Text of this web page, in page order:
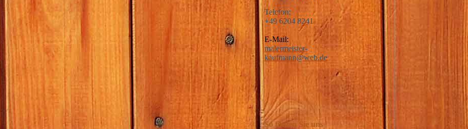
Telefon:
+49 6204 8241
E-Mail:
malermeister-
kaufmann@web.de
So finden Sie uns